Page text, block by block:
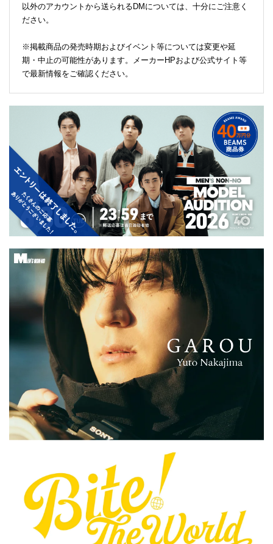
以外のアカウントから送られるDMについては、十分にご注意く
ださい。
※掲載商品の発売時期およびイベント等については変更や延
期・中止の可能性があります。メーカーHPおよび公式サイト等
で最新情報をご確認ください。